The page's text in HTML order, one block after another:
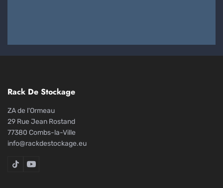
Rack De Stockage
ZA de l'Ormeau
29 Rue Jean Rostand
77380 Combs-la-Ville
info@rackdestockage.eu
Rack De Stockage sur TikTok
Rack De Stockage sur YouTube